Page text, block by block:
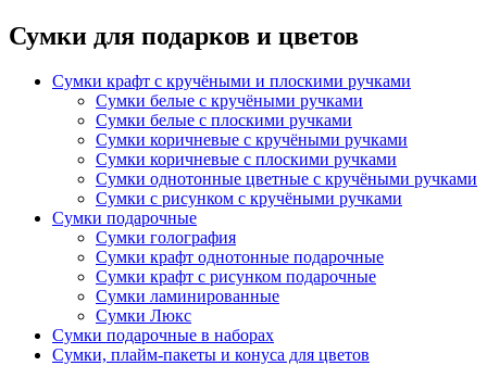
Сумки для подарков и цветов
Сумки крафт с кручёными и плоскими ручками
Сумки белые с кручёными ручками
Сумки белые с плоскими ручками
Сумки коричневые с кручёными ручками
Сумки коричневые с плоскими ручками
Сумки однотонные цветные с кручёными ручками
Сумки с рисунком с кручёными ручками
Сумки подарочные
Сумки голография
Сумки крафт однотонные подарочные
Сумки крафт с рисунком подарочные
Сумки ламинированные
Сумки Люкс
Сумки подарочные в наборах
Сумки, плайм-пакеты и конуса для цветов